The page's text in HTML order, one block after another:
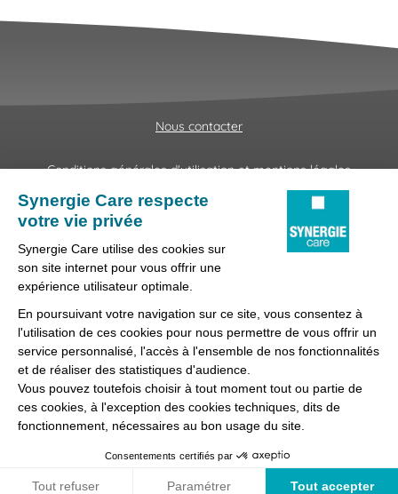
Nous contacter
Conditions générales d'utilisation et mentions légales
Fraudes & Hameçonnages
Lanceur d'alertes
Préférences des cookies
Synergie Care, réseau d'agences d'emploi spécialisées dans
la délégation de personnel médical et paramédical, filiale du
groupe Synergie.